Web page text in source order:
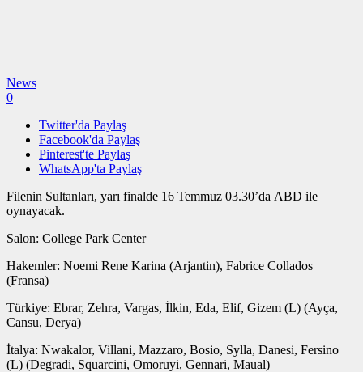
News
0
Twitter'da Paylaş
Facebook'da Paylaş
Pinterest'te Paylaş
WhatsApp'ta Paylaş
Filenin Sultanları, yarı finalde 16 Temmuz 03.30’da ABD ile
oynayacak.
Salon: College Park Center
Hakemler: Noemi Rene Karina (Arjantin), Fabrice Collados
(Fransa)
Türkiye: Ebrar, Zehra, Vargas, İlkin, Eda, Elif, Gizem (L) (Ayça,
Cansu, Derya)
İtalya: Nwakalor, Villani, Mazzaro, Bosio, Sylla, Danesi, Fersino
(L) (Degradi, Squarcini, Omoruyi, Gennari, Maual)